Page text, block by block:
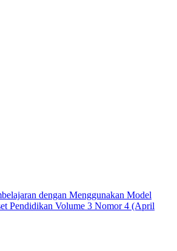
dengan Menggunakan Model
Pendidikan Volume 3 Nomor 4 (April